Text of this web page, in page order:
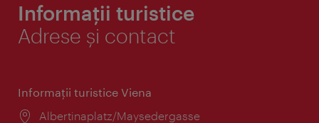
Informații turistice
Adrese și contact
Informaţii turistice Viena
Locul:
Albertinaplatz/Maysedergasse